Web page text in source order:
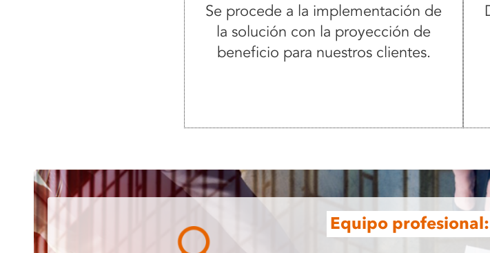
Se procede a la implementación de
la solución con la proyección de
beneficio para nuestros clientes.
Equipo profesional: